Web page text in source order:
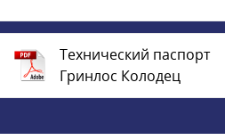
Технический паспорт
Гринлос Колодец